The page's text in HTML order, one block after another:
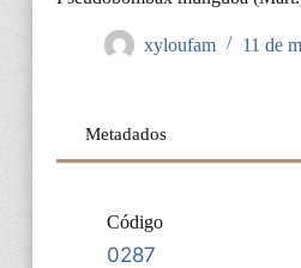
xyloufam 11 de
Metadados
Código
0287